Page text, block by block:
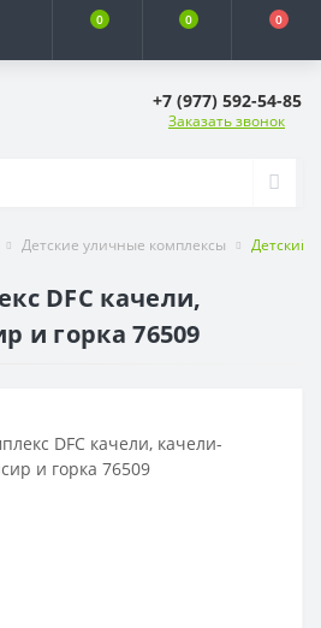
0 0 0
+7 (977) 592-54-85
Заказать звонок
Детские уличные комплексы Детский
DFC качели,
и горка 76509